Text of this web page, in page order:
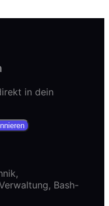
in dein
Bash-